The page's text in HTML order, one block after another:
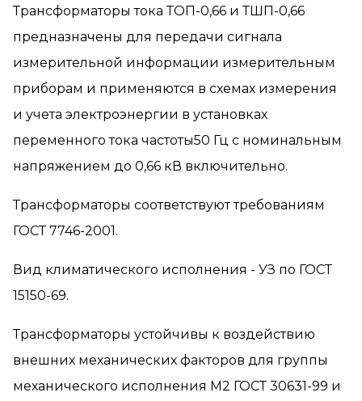
Трансформаторы тока ТОП-0,66 и ТШП-0,66
предназначены для передачи сигнала
измерительной информации измерительным
приборам и применяются в схемах измерения
и учета электроэнергии в установках
переменного тока частоты50 Гц с номинальным
напряжением до 0,66 кВ включительно.
Трансформаторы соответствуют требованиям
ГОСТ 7746-2001.
Вид климатического исполнения - УЗ по ГОСТ
15150-69.
Трансформаторы устойчивы к воздействию
внешних механических факторов для группы
механического исполнения М2 ГОСТ 30631-99 и